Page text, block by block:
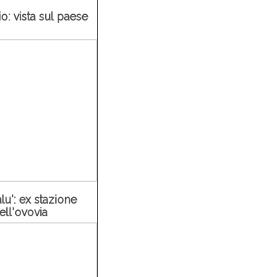
vista sul paese
ex stazione